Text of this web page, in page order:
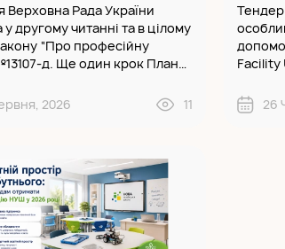
Верховна Рада України
у другому читанні та в цілому
“Про професійну
д. Ще один крок Плану
період – реформа
спроможності АРМ..
2026 11
Facility Ukraine Facility — це механізм
26